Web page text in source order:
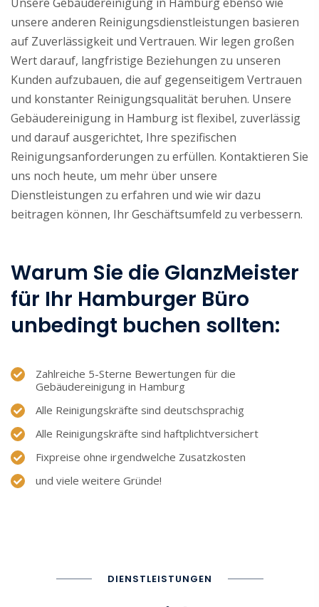
unsere anderen Reinigungsdienstleistungen basieren
auf Zuverlässigkeit und Vertrauen. Wir legen großen
Wert darauf, langfristige Beziehungen zu unseren
Kunden aufzubauen, die auf gegenseitigem Vertrauen
und konstanter Reinigungsqualität beruhen. Unsere
Gebäudereinigung in Hamburg ist flexibel, zuverlässig
und darauf ausgerichtet, Ihre spezifischen
Reinigungsanforderungen zu erfüllen. Kontaktieren Sie
uns noch heute, um mehr über unsere
Dienstleistungen zu erfahren und wie wir dazu
beitragen können, Ihr Geschäftsumfeld zu verbessern.
Warum Sie die GlanzMeister
für Ihr Hamburger Büro
unbedingt buchen sollten:
Zahlreiche 5-Sterne Bewertungen für die
Gebäudereinigung in Hamburg
Alle Reinigungskräfte sind deutschsprachig
Alle Reinigungskräfte sind haftplichtversichert
Fixpreise ohne irgendwelche Zusatzkosten
und viele weitere Gründe!
DIENSTLEISTUNGEN